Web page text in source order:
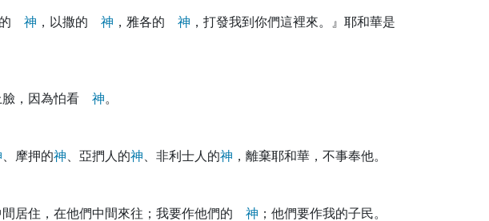
神 ，以撒的 神 ，雅各的 神 ，打發我到你們這裡來。』耶和華是
臉，因為怕看 神。
、摩押的神、亞捫人的神、非利士人的神 ，離棄耶和華，不事奉他。
居住，在他們中間來往；我要作他們的 神 ；他們要作我的子民。